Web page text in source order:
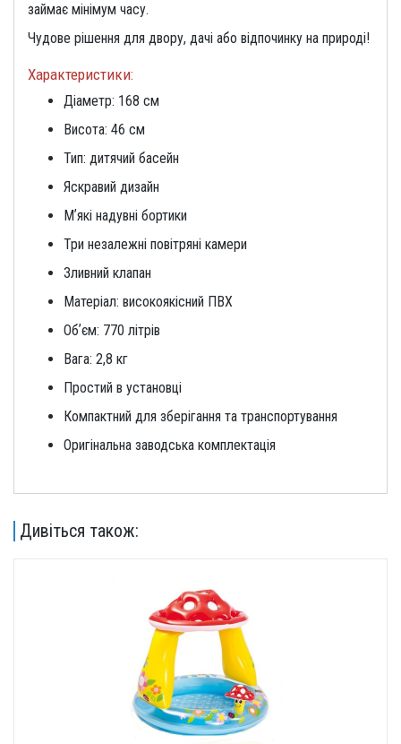
займає мінімум часу.
Чудове рішення для двору, дачі або відпочинку на природі!
Характеристики:
Діаметр: 168 см
Висота: 46 см
Тип: дитячий басейн
Яскравий дизайн
Мʼякі надувні бортики
Три незалежні повітряні камери
Зливний клапан
Матеріал: високоякісний ПВХ
Обʼєм: 770 літрів
Вага: 2,8 кг
Простий в установці
Компактний для зберігання та транспортування
Оригінальна заводська комплектація
Дивіться також: